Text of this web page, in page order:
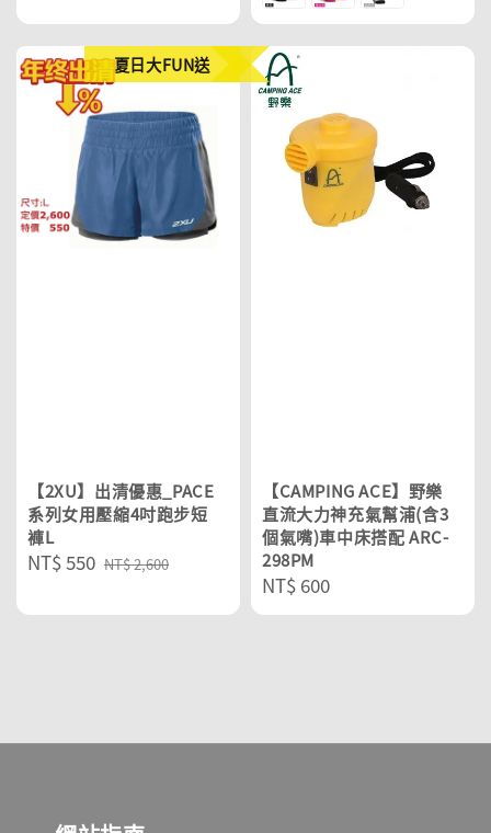
夏日大FUN送
【2XU】出清優惠_PACE
系列女用壓縮4吋跑步短
褲L
Sale
NT$ 550 Regular
NT$ 2,600
【CAMPING ACE】野樂
直流大力神充氣幫浦(含3
個氣嘴)車中床搭配 ARC-
298PM
Regular
price
NT$ 600